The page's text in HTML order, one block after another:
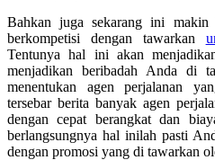
Bahkan juga sekarang ini makin
berkompetisi dengan tawarkan
Tentunya hal ini akan
menjadikan beribadah Anda di
menentukan agen perjalanan
tersebar berita banyak agen
dengan cepat berangkat dan
berlangsungnya hal inilah pasti
dengan promosi yang di tawarkan